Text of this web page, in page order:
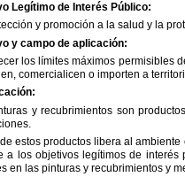
Legítimo de Interés Público:
y promoción a la salud y la
y campo de aplicación:
los límites máximos permisibles
comercialicen o importen a
y recubrimientos son productos
de estos productos libera al ambiente
a los objetivos legítimos de interés
en las pinturas y recubrimientos y